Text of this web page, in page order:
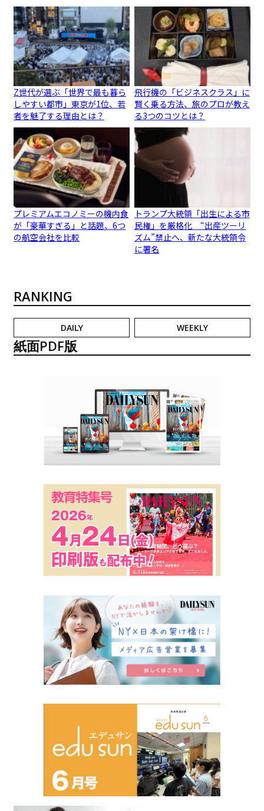
Z世代が選ぶ「世界で最も暮ら
しやすい都市」東京が1位、若
者を魅了する理由とは？
飛行機の「ビジネスクラス」に
賢く乗る方法、旅のプロが教え
る3つのコツとは？
プレミアムエコノミーの機内食
が「豪華すぎる」と話題、6つ
の航空会社を比較
トランプ大統領「出生による市
民権」を厳格化 “出産ツーリ
ズム”禁止へ、新たな大統領令
に署名
RANKING
DAILY WEEKLY
紙面PDF版